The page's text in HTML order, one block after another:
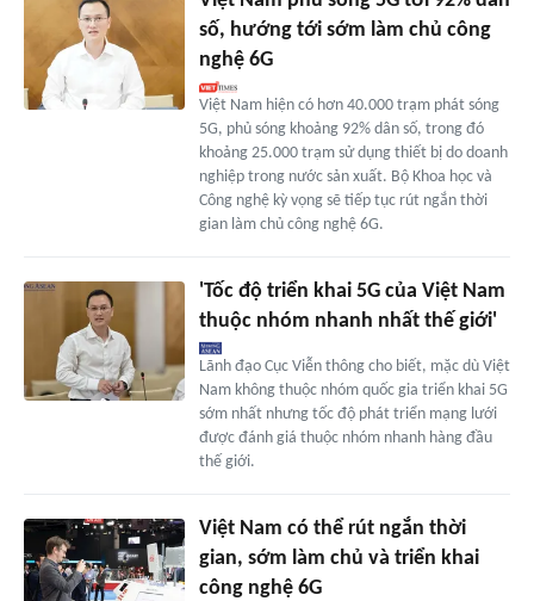
số, hướng tới sớm làm chủ công
nghệ 6G
Việt Nam hiện có hơn 40.000 trạm phát sóng
5G, phủ sóng khoảng 92% dân số, trong đó
khoảng 25.000 trạm sử dụng thiết bị do doanh
nghiệp trong nước sản xuất. Bộ Khoa học và
Công nghệ kỳ vọng sẽ tiếp tục rút ngắn thời
gian làm chủ công nghệ 6G.
'Tốc độ triển khai 5G của Việt Nam
thuộc nhóm nhanh nhất thế giới'
Lãnh đạo Cục Viễn thông cho biết, mặc dù Việt
Nam không thuộc nhóm quốc gia triển khai 5G
sớm nhất nhưng tốc độ phát triển mạng lưới
được đánh giá thuộc nhóm nhanh hàng đầu
thế giới.
Việt Nam có thể rút ngắn thời
gian, sớm làm chủ và triển khai
công nghệ 6G